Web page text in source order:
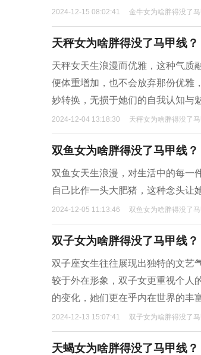
2024-12-15 08:02:41 金牛女为啥胖得没了马
天秤女为啥胖得没了马甲线？
天秤女天生浪漫而优雅，这种气
便体重增加，也不会放弃那份优雅
妙转换，无损于她们的自我认知与
2024-12-04 13:18:30 天秤女为啥胖得没了马
双鱼女为啥胖得没了马甲线？
双鱼女天生浪漫，对生活中的每一
自己比作一头大肥猪，这种念头让
2024-12-05 11:13:46 双鱼女为啥胖得没了马
双子女为啥胖得没了马甲线？
双子座女生往往展现出独特的文艺
较于外在形象，双子女更重视个人
的变化，她们更在乎内在世界的丰
2024-12-13 15:07:41 双子女为啥胖得没了马
天蝎女为啥胖得没了马甲线？